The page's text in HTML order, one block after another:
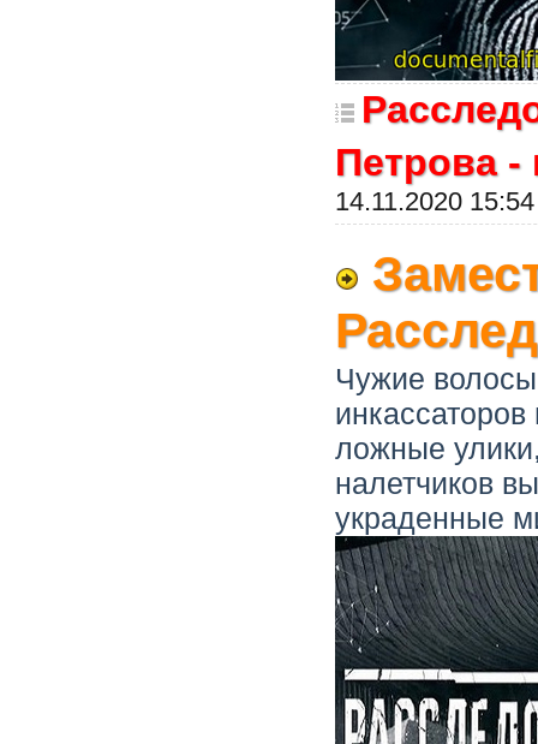
Петрова -
14.11.2020 15:54
Чужие волосы
ложные
налетчиков
украденные